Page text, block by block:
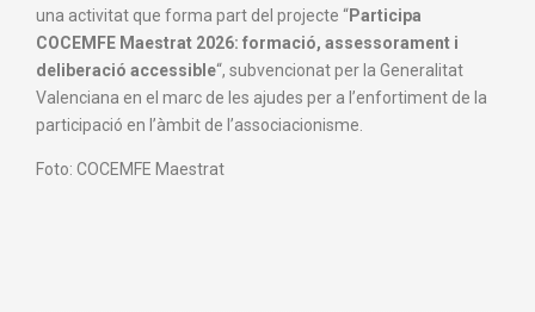
una activitat que forma part del projecte “Participa
COCEMFE Maestrat 2026: formació, assessorament i
deliberació accessible“, subvencionat per la Generalitat
Valenciana en el marc de les ajudes per a l’enfortiment de la
participació en l’àmbit de l’associacionisme.
Foto: COCEMFE Maestrat